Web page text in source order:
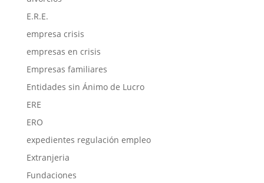
E.R.E.
empresa crisis
empresas en crisis
Empresas familiares
Entidades sin Ánimo de Lucro
ERE
ERO
expedientes regulación empleo
Extranjeria
Fundaciones